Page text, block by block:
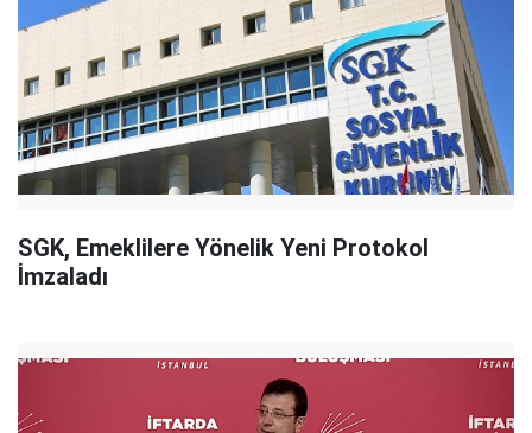
SGK, Emeklilere Yönelik Yeni Protokol
İmzaladı